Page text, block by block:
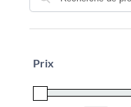
Prix